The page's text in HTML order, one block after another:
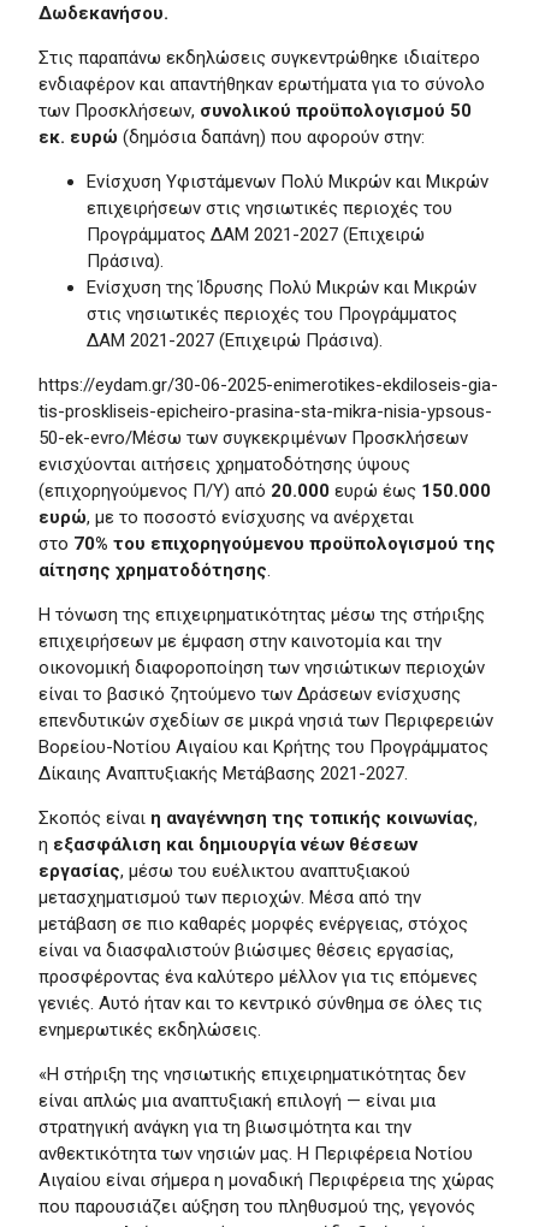
Δωδεκανήσου.
Στις παραπάνω εκδηλώσεις συγκεντρώθηκε ιδιαίτερο
ενδιαφέρον και απαντήθηκαν ερωτήματα για το σύνολο
των Προσκλήσεων, συνολικού προϋπολογισμού 50
εκ. ευρώ(δημόσια δαπάνη) που αφορούν στην:
Ενίσχυση Υφιστάμενων Πολύ Μικρών και Μικρών
επιχειρήσεων στις νησιωτικές περιοχές του
Προγράμματος ΔΑΜ 2021-2027 (Επιχειρώ
Πράσινα).
Ενίσχυση της Ίδρυσης Πολύ Μικρών και Μικρών
στις νησιωτικές περιοχές του Προγράμματος
ΔΑΜ 2021-2027 (Επιχειρώ Πράσινα).
https://eydam.gr/30-06-2025-enimerotikes-ekdiloseis-gia-
tis-proskliseis-epicheiro-prasina-sta-mikra-nisia-ypsous-
50-ek-evro/Μέσω των συγκεκριμένων Προσκλήσεων
ενισχύονται αιτήσεις χρηματοδότησης ύψους
(επιχορηγούμενος Π/Υ) από 20.000 ευρώ έως 150.000
ευρώ, με το ποσοστό ενίσχυσης να ανέρχεται
στο 70% του επιχορηγούμενου προϋπολογισμού της
αίτησης χρηματοδότησης.
Η τόνωση της επιχειρηματικότητας μέσω της στήριξης
επιχειρήσεων με έμφαση στην καινοτομία και την
οικονομική διαφοροποίηση των νησιώτικων περιοχών
είναι το βασικό ζητούμενο των Δράσεων ενίσχυσης
επενδυτικών σχεδίων σε μικρά νησιά των Περιφερειών
Βορείου-Νοτίου Αιγαίου και Κρήτης του Προγράμματος
Δίκαιης Αναπτυξιακής Μετάβασης 2021-2027.
Σκοπός είναι η αναγέννηση της τοπικής κοινωνίας,
η εξασφάλιση και δημιουργία νέων θέσεων
εργασίας, μέσω του ευέλικτου αναπτυξιακού
μετασχηματισμού των περιοχών. Μέσα από την
μετάβαση σε πιο καθαρές μορφές ενέργειας, στόχος
είναι να διασφαλιστούν βιώσιμες θέσεις εργασίας,
προσφέροντας ένα καλύτερο μέλλον για τις επόμενες
γενιές. Αυτό ήταν και το κεντρικό σύνθημα σε όλες τις
ενημερωτικές εκδηλώσεις.
«Η στήριξη της νησιωτικής επιχειρηματικότητας δεν
είναι απλώς μια αναπτυξιακή επιλογή — είναι μια
στρατηγική ανάγκη για τη βιωσιμότητα και την
ανθεκτικότητα των νησιών μας. Η Περιφέρεια Νοτίου
Αιγαίου είναι σήμερα η μοναδική Περιφέρεια της χώρας
που παρουσιάζει αύξηση του πληθυσμού της, γεγονός